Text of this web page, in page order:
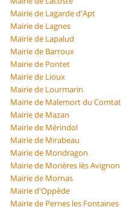
Mairie de Lagarde d'Apt
Mairie de Lagnes
Mairie de Lapalud
Mairie de Barroux
Mairie de Pontet
Mairie de Lioux
Mairie de Lourmarin
Mairie de Malemort du Comtat
Mairie de Mazan
Mairie de Mérindol
Mairie de Mirabeau
Mairie de Mondragon
Mairie de Morières lès Avignon
Mairie de Mornas
Mairie d'Oppède
Mairie de Pernes les Fontaines